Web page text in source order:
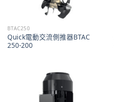
BTAC250
Quick電動交流側推器BTAC
250-200